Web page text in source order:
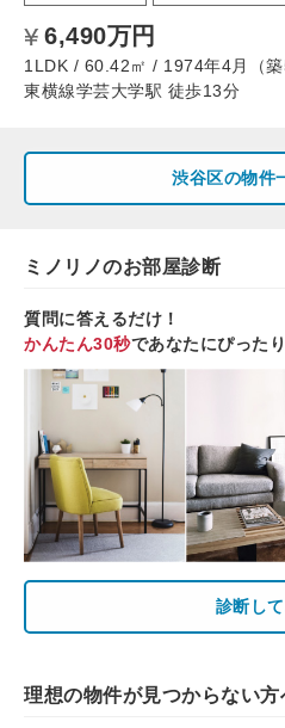
6,490万円
1LDK / 60.42㎡ / 1974年4月（築
東横線学芸大学駅 徒歩13分
渋谷区の物件
ミノリノのお部屋診断
質問に答えるだけ！
かんたん30秒であなたにぴった
診断し
理想の物件が見つからない方